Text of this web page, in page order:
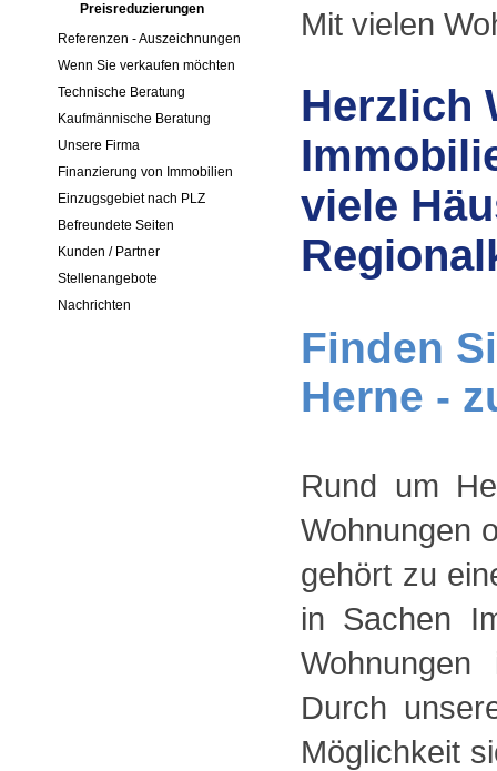
Preisreduzierungen
Referenzen - Auszeichnungen
Wenn Sie verkaufen möchten
Technische Beratung
Kaufmännische Beratung
Unsere Firma
Finanzierung von Immobilien
Einzugsgebiet nach PLZ
Befreundete Seiten
Kunden / Partner
Stellenangebote
Nachrichten
Mit vielen
Herzlich
viele
Finden
Herne -
Rund um
Wohnungen
gehört zu
in Sachen
Durch
Möglichkeit